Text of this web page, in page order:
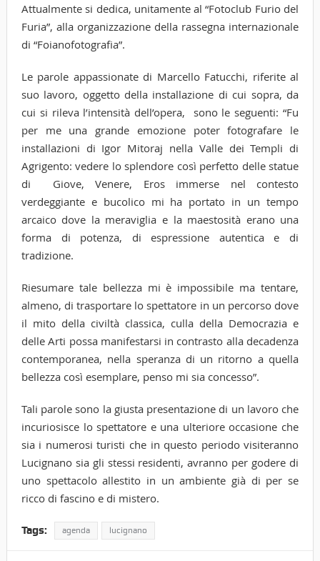
Attualmente si dedica, unitamente al “Fotoclub Furio del
Furia”, alla organizzazione della rassegna internazionale
di “Foianofotografia”.
Le parole appassionate di Marcello Fatucchi, riferite al
suo lavoro, oggetto della installazione di cui sopra, da
cui si rileva l’intensità dell’opera, sono le seguenti: “Fu
per me una grande emozione poter fotografare le
installazioni di Igor Mitoraj nella Valle dei Templi di
Agrigento: vedere lo splendore così perfetto delle statue
di Giove, Venere, Eros immerse nel contesto
verdeggiante e bucolico mi ha portato in un tempo
arcaico dove la meraviglia e la maestosità erano una
forma di potenza, di espressione autentica e di
tradizione.
Riesumare tale bellezza mi è impossibile ma tentare,
almeno, di trasportare lo spettatore in un percorso dove
il mito della civiltà classica, culla della Democrazia e
delle Arti possa manifestarsi in contrasto alla decadenza
contemporanea, nella speranza di un ritorno a quella
bellezza così esemplare, penso mi sia concesso”.
Tali parole sono la giusta presentazione di un lavoro che
incuriosisce lo spettatore e una ulteriore occasione che
sia i numerosi turisti che in questo periodo visiteranno
Lucignano sia gli stessi residenti, avranno per godere di
uno spettacolo allestito in un ambiente già di per se
ricco di fascino e di mistero.
Tags: agenda lucignano